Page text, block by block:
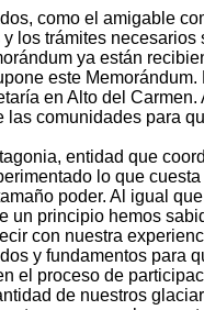
como el amigable
los trámites necesarios
ya están
este
en Alto del
comunidades para
entidad que
lo que
poder. Al igual
un principio hemos
con nuestra
y fundamentos para
el proceso de
de nuestros